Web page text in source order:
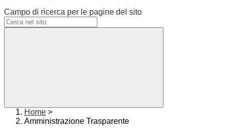
Campo di ricerca per le pagine del sito
Home >
Amministrazione Trasparente